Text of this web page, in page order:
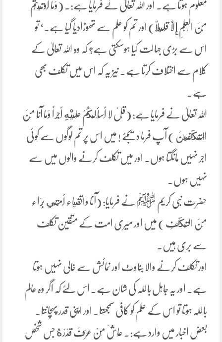
معلوم ہوتا ہے۔ اور اللہ تعالیٰ نے فرمایا ہے:۔ (وَمَا أُوتِيتُم
مِّنَ الْعِلْمِ إِلَّا قَلِيلاً) اور تم کو علم سے تھوڑادیا گیا ہے۔‘ تو
اس سے بڑی جہالت کیا ہوسکتی ہے؟ کہ وہ اللہ تعالیٰ کے
کلام سے اختلاف کرتا ہے۔ نیز یہ کہ اس میں تکلف بھی
ہے۔
اللہ تعالیٰ نے فرمایا ہے: (قُلْ لا أَسْأَلُكُمْ عَلَيْهِ أَجْراً وَمَا آنَا مِنَ
الْمُتكَلفِينَ ) آپ فرما دیجئے ! میں اس پر تم لوگوں سے کوئی
اجر نہیں مانگتا ہوں۔ اور میں تکلف کرنے والوں میں سے
نہیں ہوں۔
حضرت نبی کریم ﷺ نے فرمایا: (آنا واتقياء أُمَّتِي بُرَاء
مِنَ التَّكَلفِ ) میں اور میری امت کے متقین تکلف
سے بری ہیں۔
اور تکلف کرنے والا بناوٹ اور نمائش سے خالی نہیں ہوتا
ہے۔ اور یہ جاہل باللہ کی شان ہے۔ اس لئے کہ اگر وہ عالم
باللہ ہوتا تو اس کے علم کو کافی سمجھتا۔ اور اپنی قدر پہچانتا۔
بعض اخبار میں وارد ہے:۔ عَاشَ مَنْ عَرَفَ قَدْرَهُ جس شخص